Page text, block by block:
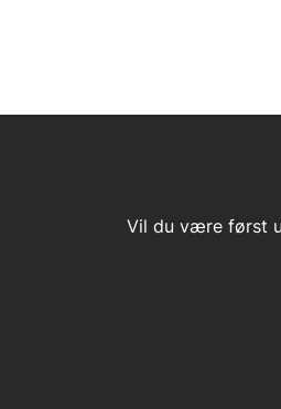
Vil du være først